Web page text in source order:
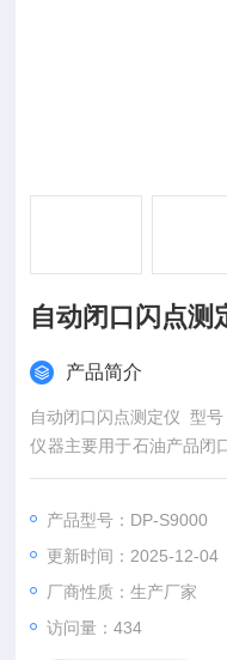
自动闭口闪点测
产品简介
自动闭口闪点测定仪 型
仪器主要用于石油产品闭
10寸工业触摸屏控制、中
产品型号：DP-S9000
更新时间：2025-12-04
厂商性质：生产厂家
访问量：434